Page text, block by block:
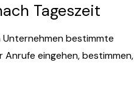
Tageszeit
bestimmte
eingehen, bestimmen,